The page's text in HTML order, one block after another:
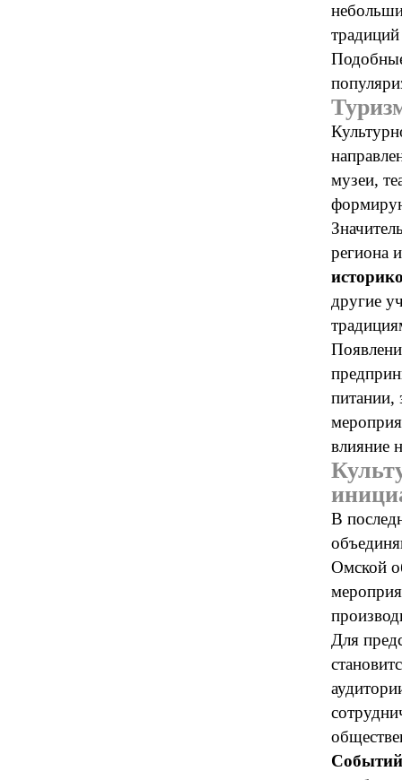
музеи,
региона
другие
питании,
влияние
В
Омской
Для